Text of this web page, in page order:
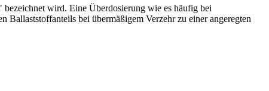
bezeichnet wird. Eine Überdosierung wie es häufig bei
bei übermäßigem Verzehr zu einer angeregten